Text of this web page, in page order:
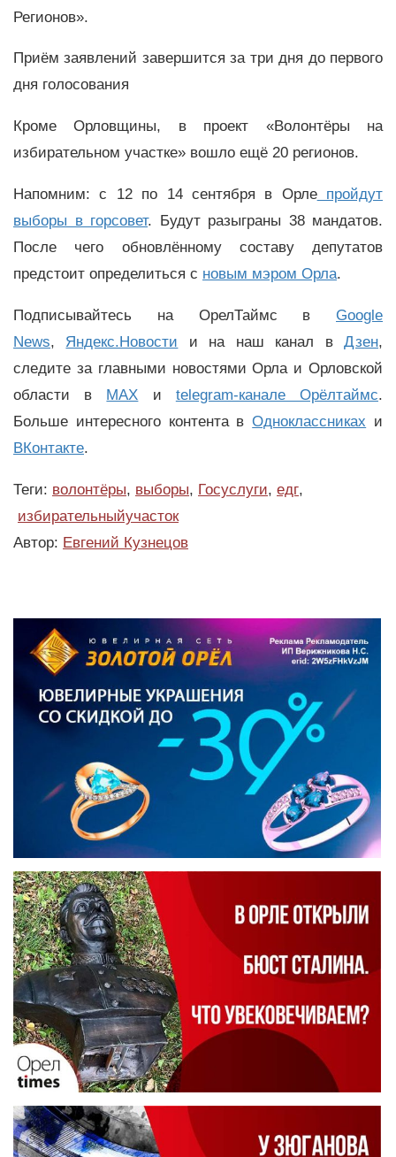
Регионов».
Приём заявлений завершится за три дня до первого
дня голосования
Кроме Орловщины, в проект «Волонтёры на
избирательном участке» вошло ещё 20 регионов.
Напомним: с 12 по 14 сентября в Орлепройдут
выборы в горсовет. Будут разыграны 38 мандатов.
После чего обновлённому составу депутатов
предстоит определиться с новым мэром Орла.
Подписывайтесь на ОрелТаймс в Google
News, Яндекс.Новости и на наш канал вДзен,
следите за главными новостями Орла и Орловской
области в MAX и telegram-канале Орёлтаймс.
Больше интересного контента вОдноклассниках и
ВКонтакте.
Теги: волонтёры, выборы, Госуслуги, едг,
избирательныйучасток
Автор: Евгений Кузнецов